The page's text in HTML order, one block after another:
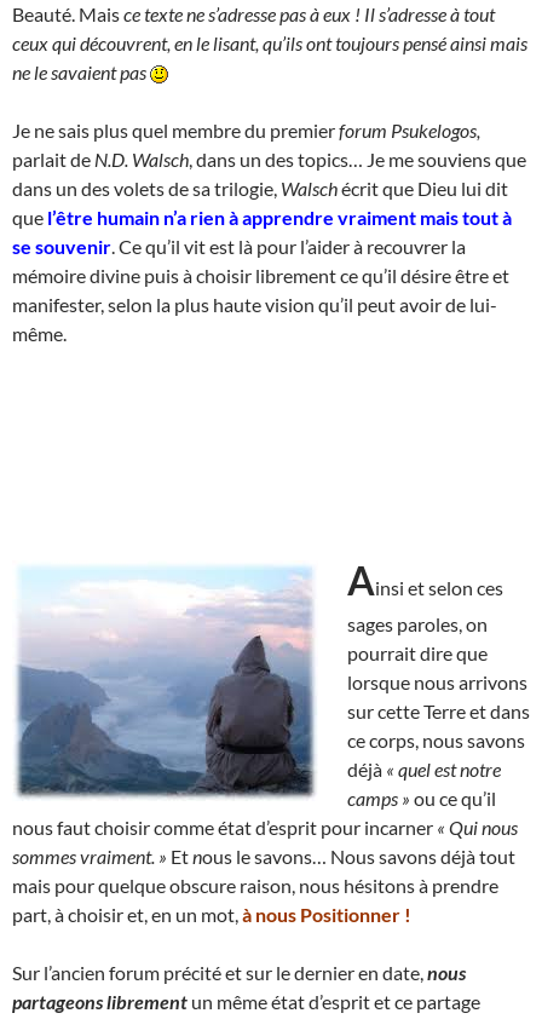
Beauté. Maisce texte ne s’adresse pas à eux ! Il s’adresse à tout
ceux qui découvrent, en le lisant, qu’ils ont toujours pensé ainsi mais
ne le savaient pas
Je ne sais plus quel membre du premierforum Psukelogos,
parlait de N.D. Walsch , dans un des topics… Je me souviens que
dans un des volets de sa trilogie, Walschécrit que Dieu lui dit
que l’être humain n’a rien à apprendre vraiment mais tout à
se souvenir . Ce qu’il vit est là pour l’aider à recouvrer la
mémoire divine puis à choisir librement ce qu’il désire être et
manifester, selon la plus haute vision qu’il peut avoir de lui-
même.
Ainsi et selon ces
sages paroles, on
pourrait dire que
lorsque nous arrivons
sur cette Terre et dans
ce corps, nous savons
déjà « quel est notre
camps » ou ce qu’il
nous faut choisir comme état d’esprit pour incarner « Qui nous
sommes vraiment. » Etnous le savons… Nous savons déjà tout
mais pour quelque obscure raison, nous hésitons à prendre
part, à choisir et, en un mot, à nous Positionner !
Sur l’ancien forum précité et sur le dernier en date, nous
partageons librement un même état d’esprit et ce partage